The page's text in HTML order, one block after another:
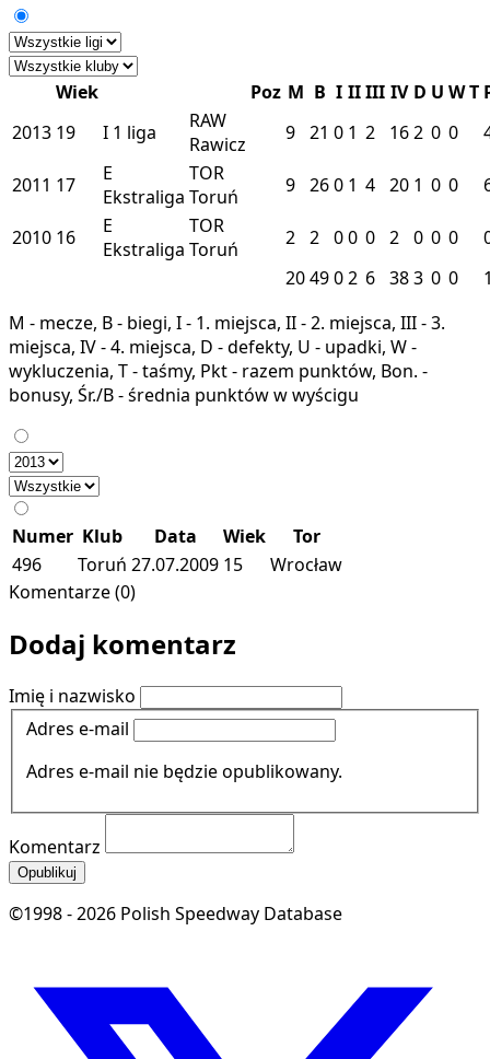
Wiek Poz M B I IIIII IV D U WT
2013 19 I 1 liga
RAW
Rawicz
9 21 0 1 2 162 0 0
2011 17
E
Ekstraliga
TOR
Toruń
9 260 1 4 20 1 0 0
2010 16
E
Ekstraliga
TOR
Toruń
2 2 00 0 2 0 0 0
204902 6 383 0 0
M - mecze, B - biegi, I - 1. miejsca, II - 2. miejsca, III - 3.
miejsca, IV - 4. miejsca, D - defekty, U - upadki, W -
wykluczenia, T - taśmy, Pkt - razem punktów, Bon. -
bonusy, Śr./B - średnia punktów w wyścigu
Numer Klub Data Wiek
Tor
496
Toruń 27.07.2009 15
Wrocław
Komentarze (0)
Dodaj komentarz
Imię i nazwisko
Adres e-mail
Adres e-mail nie będzie opublikowany.
Komentarz
Opublikuj
©1998 - 2026 Polish Speedway Database